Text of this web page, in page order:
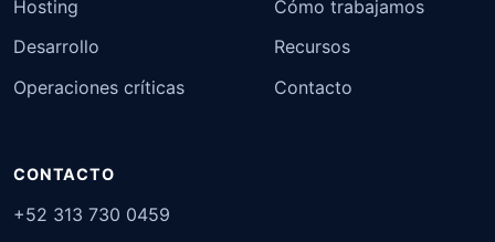
Hosting
Desarrollo
Operaciones críticas
Cómo trabajamos
Recursos
Contacto
CONTACTO
+52 313 730 0459